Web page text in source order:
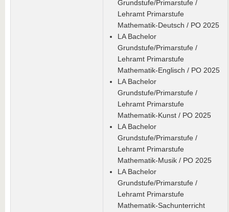
Grundstufe/Primarstufe /
Lehramt Primarstufe
Mathematik-Deutsch / PO 2025
LA Bachelor
Grundstufe/Primarstufe /
Lehramt Primarstufe
Mathematik-Englisch / PO 2025
LA Bachelor
Grundstufe/Primarstufe /
Lehramt Primarstufe
Mathematik-Kunst / PO 2025
LA Bachelor
Grundstufe/Primarstufe /
Lehramt Primarstufe
Mathematik-Musik / PO 2025
LA Bachelor
Grundstufe/Primarstufe /
Lehramt Primarstufe
Mathematik-Sachunterricht